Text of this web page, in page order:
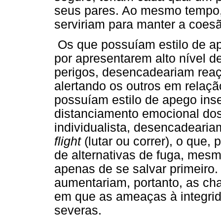
seus pares. Ao mesmo
serviriam para manter a
Os que possuíam estilo de
por apresentarem alto nível
perigos, desencadeariam
alertando os outros em
possuíam estilo de apego
distanciamento emocional
individualista,
flight (lutar ou correr), o que,
de alternativas de fuga,
apenas de se salvar
aumentariam, portanto, as
em que as ameaças à
severas.